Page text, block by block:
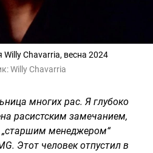
Chavarria, весна 2024
Willy Chavarria
многих рас. Я глубоко
расистским замечанием,
менеджером“
Этот человек отпустил в